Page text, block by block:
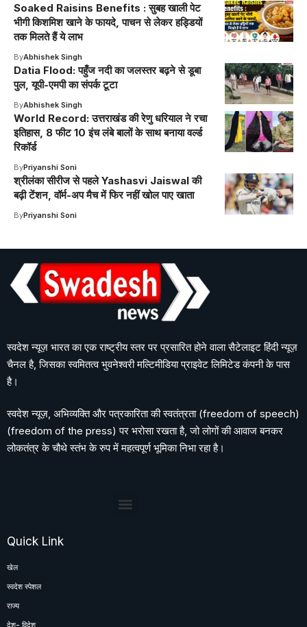
Soaked Raisins Benefits : सुबह खाली पेट
भीगी किशमिश खाने के फायदे, पाचन से लेकर हड्डियों
तक मिलते हैं ये लाभ
ByAbhishek Singh
Datia Flood: पहुँज नदी का जलस्तर बढ़ने से डूबा
पुल, यूपी-एमपी का संपर्क टूटा
ByAbhishek Singh
World Record: उत्तराखंड की रेणु धरियाल ने रचा
इतिहास, 8 फीट 10 इंच लंबे बालों के साथ बनाया वर्ल्ड
रिकॉर्ड
ByPriyanshi Soni
श्रीलंका सीरीज से पहले Yashasvi Jaiswal की
बढ़ी टेंशन, वॉर्म-अप मैच में फिर नहीं खोल पाए खाता
ByPriyanshi Soni
स्वदेश न्यूज़ भारत का एक राष्ट्रीय स्तर पर प्रसारित होने वाला सैटेलाइट हिंदी न्यूज़
चैनल है, जिसका स्वमितत्व भुवनेश्वरी मल्टिमीडिया प्राइवेट लिमिटेड कंपनी के पास
है।
स्वदेश न्यूज़, अभिव्यक्ति और पत्रकारिता की स्वतंत्रता (freedom of speech)
(freedom of the press) पर भरोसा रखता है, जो लोगों की आवाज बनकर
लोकतंत्र के चौथे स्तंभ के रुप में महत्वपूर्ण भूमिका निभा रहा है।
Quick Link
खेल
स्वदेश स्पेशल
राज्य
देश- विदेश